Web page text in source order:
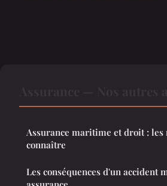
Assurance maritime et droit : les
connaître
Les conséquences d'un accident